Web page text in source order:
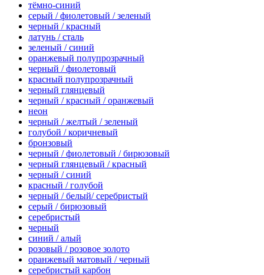
тёмно-синий
серый / фиолетовый / зеленый
черный / красный
латунь / сталь
зеленый / синий
оранжевый полупрозрачный
черный / фиолетовый
красный полупрозрачный
черный глянцевый
черный / красный / оранжевый
неон
черный / желтый / зеленый
голубой / коричневый
бронзовый
черный / фиолетовый / бирюзовый
черный глянцевый / красный
черный / синий
красный / голубой
черный / белый/ серебристый
серый / бирюзовый
серебристый
черный
синий / алый
розовый / розовое золото
оранжевый матовый / черный
серебристый карбон